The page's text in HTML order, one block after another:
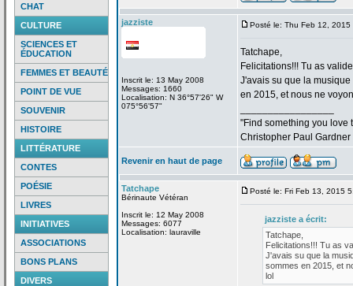
CHAT
CULTURE
SCIENCES ET
ÉDUCATION
FEMMES ET BEAUTÉ
POINT DE VUE
SOUVENIR
HISTOIRE
LITTÉRATURE
CONTES
POÉSIE
LIVRES
INITIATIVES
ASSOCIATIONS
BONS PLANS
DIVERS
jazziste
Inscrit le: 13 May 2008
Messages: 1660
Localisation: N 36°57'26" W
075°56'57"
Posté le: Thu Feb 12, 2015
Tatchape,
Felicitations!!! Tu as
J'avais su que la musique
en 2015, et nous ne
"Find something you love
Christopher Paul Gardner
Revenir en haut de page
Tatchape
Bérinaute Vétéran
Inscrit le: 12 May 2008
Messages: 6077
Localisation: lauraville
Posté le: Fri Feb 13, 2015
jazziste a écrit:
Tatchape,
Felicitations!!! Tu as
J'avais su que la
sommes en 2015, et
lol